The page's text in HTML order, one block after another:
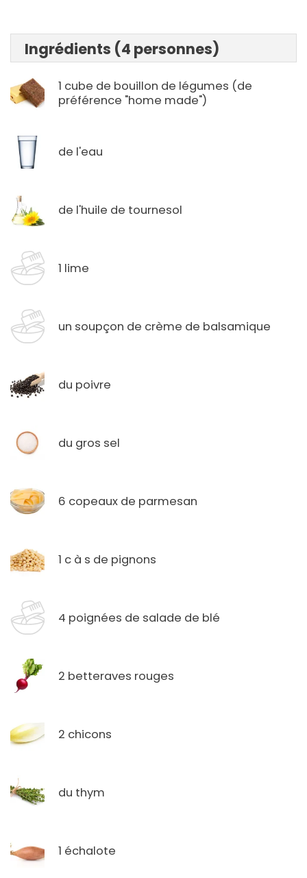
Ingrédients (4 personnes)
1 cube de bouillon de légumes (de
préférence "home made")
de l'eau
de l'huile de tournesol
1 lime
un soupçon de crème de balsamique
du poivre
du gros sel
6 copeaux de parmesan
1 c à s de pignons
4 poignées de salade de blé
2 betteraves rouges
2 chicons
du thym
1 échalote